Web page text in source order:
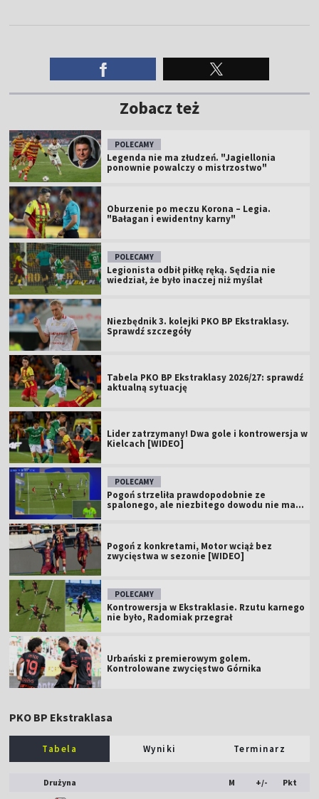
Zobacz też
POLECAMY
Legenda nie ma złudzeń. "Jagiellonia
ponownie powalczy o mistrzostwo"
Oburzenie po meczu Korona – Legia.
"Bałagan i ewidentny karny"
POLECAMY
Legionista odbił piłkę ręką. Sędzia nie
wiedział, że było inaczej niż myślał
Niezbędnik 3. kolejki PKO BP Ekstraklasy.
Sprawdź szczegóły
Tabela PKO BP Ekstraklasy 2026/27: sprawdź
aktualną sytuację
Lider zatrzymany! Dwa gole i kontrowersja w
Kielcach [WIDEO]
POLECAMY
Pogoń strzeliła prawdopodobnie ze
spalonego, ale niezbitego dowodu nie ma...
Pogoń z konkretami, Motor wciąż bez
zwycięstwa w sezonie [WIDEO]
POLECAMY
Kontrowersja w Ekstraklasie. Rzutu karnego
nie było, Radomiak przegrał
Urbański z premierowym golem.
Kontrolowane zwycięstwo Górnika
PKO BP Ekstraklasa
Tabela Wyniki Terminarz
Drużyna M +/- Pkt